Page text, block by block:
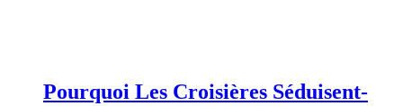
Pourquoi Les Croisières Séduisent-